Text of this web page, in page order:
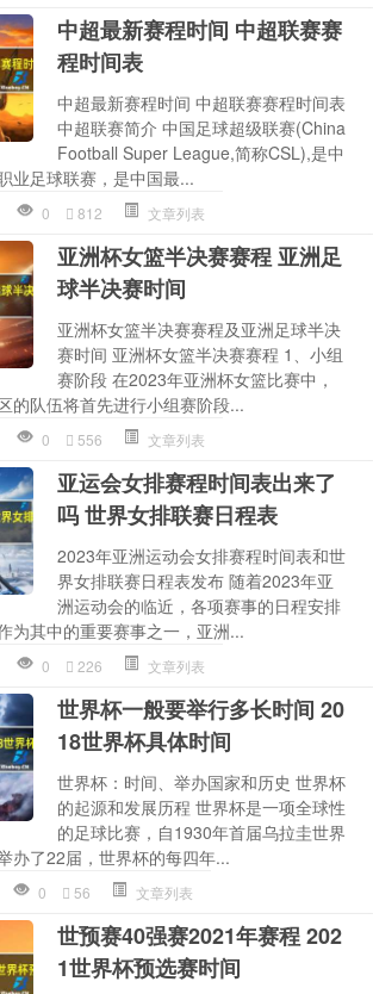
中超最新赛程时间 中超联赛赛
程时间表
中超最新赛程时间 中超联赛赛程时间表
中超联赛简介 中国足球超级联赛(China
Football Super League,简称CSL),是中
业足球联赛，是中国最...
0 812 文章列表
亚洲杯女篮半决赛赛程 亚洲足
球半决赛时间
亚洲杯女篮半决赛赛程及亚洲足球半决
赛时间 亚洲杯女篮半决赛赛程 1、小组
赛阶段 在2023年亚洲杯女篮比赛中，
的队伍将首先进行小组赛阶段...
0 556 文章列表
亚运会女排赛程时间表出来了
吗 世界女排联赛日程表
2023年亚洲运动会女排赛程时间表和世
界女排联赛日程表发布 随着2023年亚
洲运动会的临近，各项赛事的日程安排
为其中的重要赛事之一，亚洲...
0 226 文章列表
世界杯一般要举行多长时间 20
18世界杯具体时间
世界杯：时间、举办国家和历史 世界杯
的起源和发展历程 世界杯是一项全球性
的足球比赛，自1930年首届乌拉圭世界
办了22届，世界杯的每四年...
0 56 文章列表
世预赛40强赛2021年赛程 202
1世界杯预选赛时间